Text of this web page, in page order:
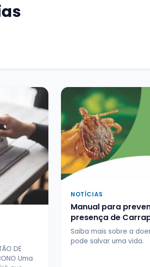
DE
Uma
NOTÍCIAS
Manual para
presença de
Saiba mais sobre a
pode salvar uma vida.